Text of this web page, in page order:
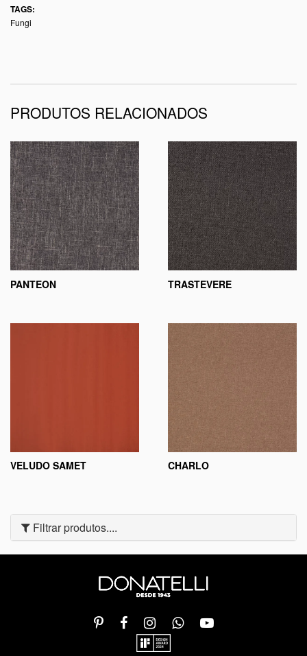
TAGS:
Fungi
PRODUTOS RELACIONADOS
PANTEON TRASTEVERE
VELUDO SAMET CHARLO
Filtrar produtos....